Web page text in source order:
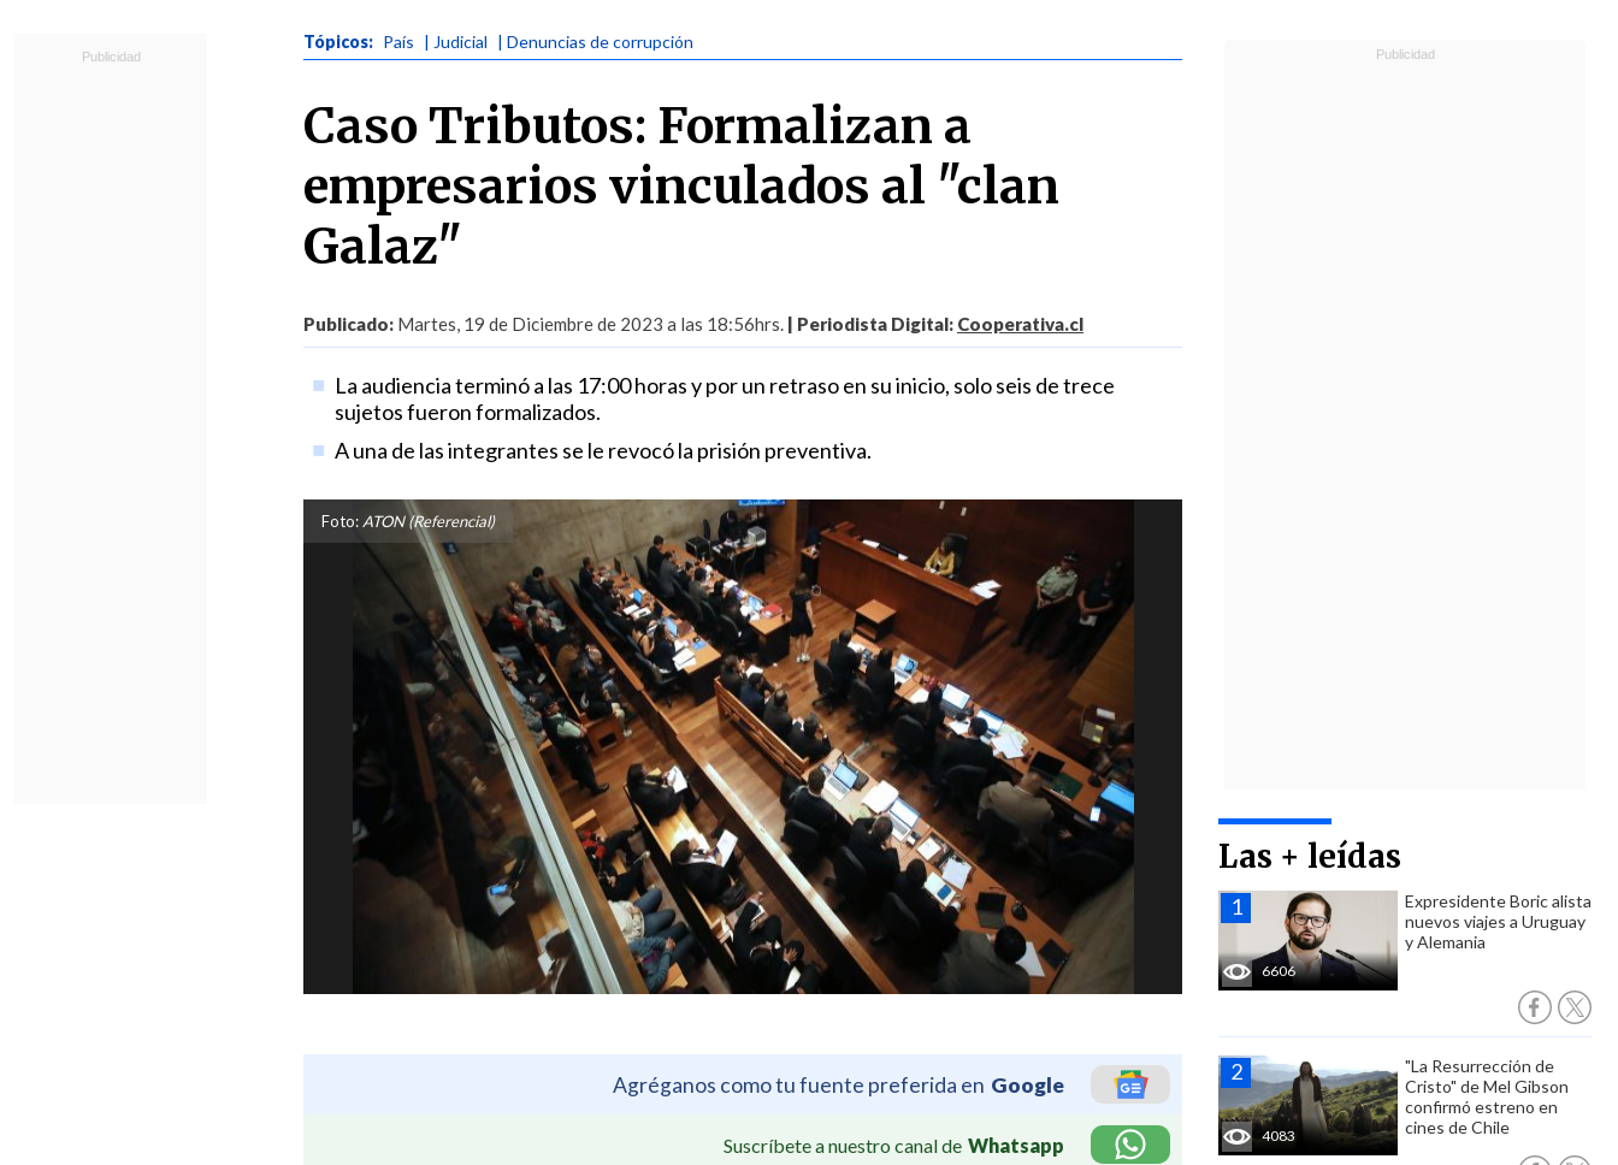
Tópicos: País | Judicial | Denuncias de corrupción
Caso Tributos: Formalizan a
empresarios vinculados al "clan
Galaz"
Publicado: Martes, 19 de Diciembre de 2023 a las 18:56hrs. | Periodista Digital: Cooperativa.cl
La audiencia terminó a las 17:00 horas y por un retraso en su inicio, solo seis de trece
sujetos fueron formalizados.
A una de las integrantes se le revocó la prisión preventiva.
Foto: ATON (Referencial)
Agréganos como tu fuente preferida en Google
Suscríbete a nuestro canal de Whatsapp
Las + leídas
6606
Expresidente Boric alista
nuevos viajes a Uruguay
y Alemania
4083
"La Resurrección de
Cristo" de Mel Gibson
confirmó estreno en
cines de Chile